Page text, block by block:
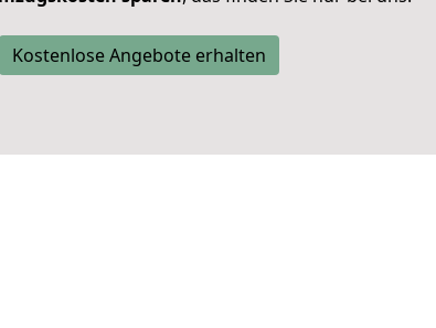
Kostenlose Angebote erhalten